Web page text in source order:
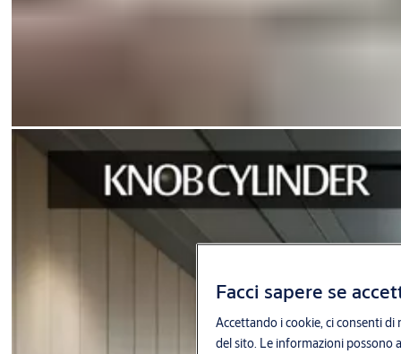
Facci sapere se
Accettando i cookie, ci consenti
del sito. Le informazioni possono